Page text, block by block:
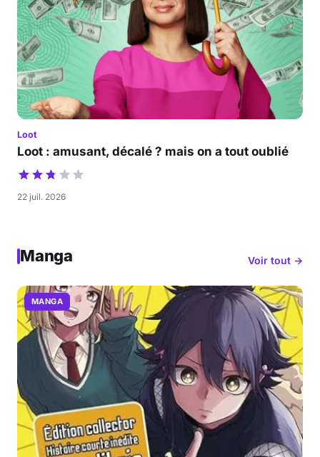
Loot
Loot : amusant, décalé ? mais on a tout oublié
22 juil. 2026
Manga Voir tout →
MANGA